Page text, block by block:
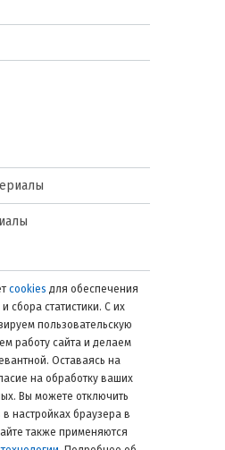
cookies для обеспечения
сбора статистики. С их
пользовательскую
работу сайта и делаем
Оставаясь на
на обработку ваших
Вы можете отключить
настройках браузера в
также применяются